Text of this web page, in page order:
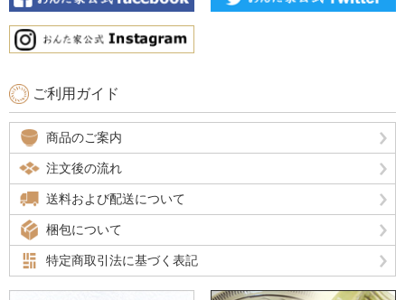
ご利用ガイド
商品のご案内
注文後の流れ
送料および配送について
梱包について
特定商取引法に基づく表記